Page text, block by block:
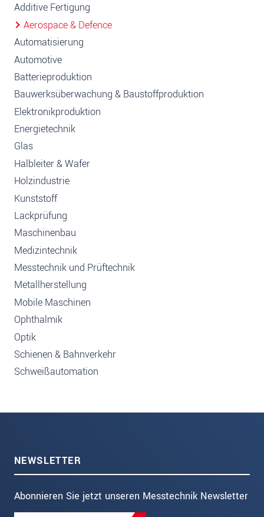
Additive Fertigung
Aerospace & Defence
Automatisierung
Automotive
Batterieproduktion
Bauwerksüberwachung & Baustoffproduktion
Elektronikproduktion
Energietechnik
Glas
Halbleiter & Wafer
Holzindustrie
Kunststoff
Lackprüfung
Maschinenbau
Medizintechnik
Messtechnik und Prüftechnik
Metallherstellung
Mobile Maschinen
Ophthalmik
Optik
Schienen & Bahnverkehr
Schweißautomation
NEWSLETTER
Abonnieren Sie jetzt unseren Messtechnik Newsletter